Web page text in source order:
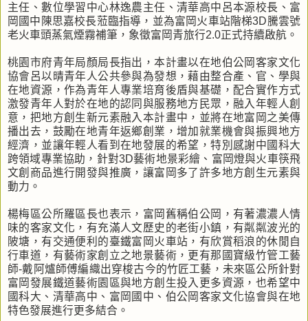
主任、數位學習中心林逸農主任、清華高中呂本源校長、富
岡國中陳思嘉校長蒞臨指導，並為富岡火車站階梯3D騰雲號
老火車頭蒸氣煙霧補筆，象徵富岡青旅行2.0正式持續啟航。
桃園市府青年局顏局長指出，本計畫以在地伯公岡客家文化
協會呂以晴青年人公共參與為發想，藉由整合產、官、學與
在地資源，作為青年人專業培育後盾與基礎，配合實作方式
激發青年人對於在地的認同與服務地方民眾，融入年輕人創
意，把地方創生新元素融入本計畫中，並將在地富岡之美傳
播出去，鼓勵在地青年返鄉創業，增加就業機會與振興地方
經濟，並讓年輕人看到在地發展的希望，特別感謝中國科大
跨領域專業協助，針對3D藝術地景彩繪、富岡燈與火車筷飛
文創商品進行開發與推廣，讓富岡多了許多地方創生元素與
動力。
楊梅區公所羅區長也表示，富岡舊稱伯公岡，有著濃濃人情
味的客家文化，有充滿人文歷史的老街小鎮，有粼粼波光的
陂塘，有交通便利的臺鐵富岡火車站，有欣賞稻浪的休閒自
行車道，有藝術家創立之地景藝術，更有那國寶級竹管工藝
師-戴阿爐師傅編織出穿梭古今的竹匠工藝，未來區公所針對
富岡發展鐵道藝術園區與地方創生投入更多資源，也希望中
國科大、清華高中、富岡國中、伯公岡客家文化協會與在地
特色發展進行更多結合。